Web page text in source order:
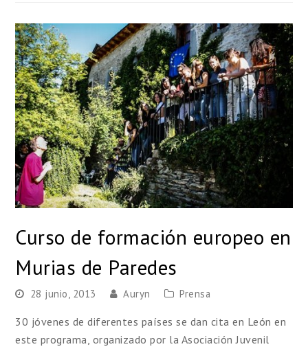
Curso de formación europeo en
Murias de Paredes
28 junio, 2013 Auryn Prensa
30 jóvenes de diferentes países se dan cita en León en
este programa, organizado por la Asociación Juvenil